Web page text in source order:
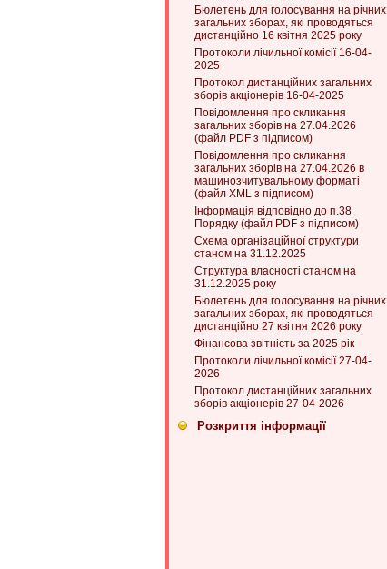
Бюлетень для голосування на річних
загальних зборах, які проводяться
дистанційно 16 квітня 2025 року
Протоколи лічильної комісії 16-04-
2025
Протокол дистанційних загальних
зборів акціонерів 16-04-2025
Повідомлення про скликання
загальних зборів на 27.04.2026
(файл PDF з підписом)
Повідомлення про скликання
загальних зборів на 27.04.2026 в
машинозчитувальному форматі
(файл XML з підписом)
Інформація відповідно до п.38
Порядку (файл PDF з підписом)
Схема організаційної структури
станом на 31.12.2025
Структура власності станом на
31.12.2025 року
Бюлетень для голосування на річних
загальних зборах, які проводяться
дистанційно 27 квітня 2026 року
Фінансова звітність за 2025 рік
Протоколи лічильної комісії 27-04-
2026
Протокол дистанційних загальних
зборів акціонерів 27-04-2026
Розкриття інформації